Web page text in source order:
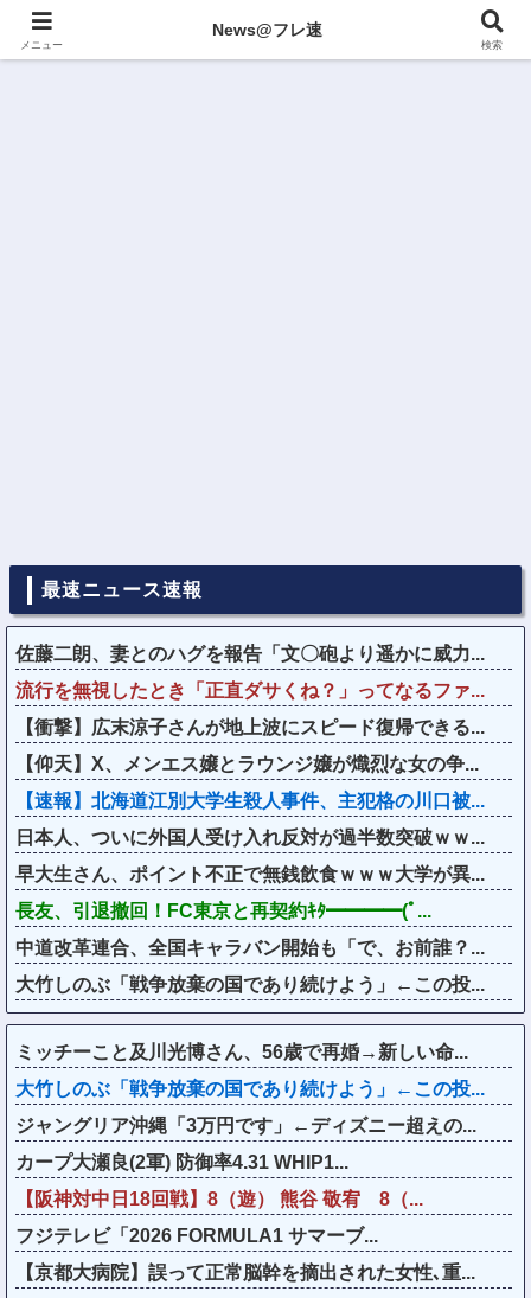
最速ニュース速報
佐藤二朗、妻とのハグを報告「文〇砲より遥かに威力...
流行を無視したとき「正直ダサくね？」ってなるファ...
【衝撃】広末涼子さんが地上波にスピード復帰できる...
【仰天】X、メンエス嬢とラウンジ嬢が熾烈な女の争...
【速報】北海道江別大学生殺人事件、主犯格の川口被...
日本人、ついに外国人受け入れ反対が過半数突破ｗｗ...
早大生さん、ポイント不正で無銭飲食ｗｗｗ大学が異...
長友、引退撤回！FC東京と再契約ｷﾀ━━━━(ﾟ...
中道改革連合、全国キャラバン開始も「で、お前誰？...
大竹しのぶ「戦争放棄の国であり続けよう」←この投...
ミッチーこと及川光博さん、56歳で再婚→新しい命...
大竹しのぶ「戦争放棄の国であり続けよう」←この投...
ジャングリア沖縄「3万円です」←ディズニー超えの...
カープ大瀬良(2軍) 防御率4.31 WHIP1...
【阪神対中日18回戦】8（遊） 熊谷 敬宥 8（...
フジテレビ「2026 FORMULA1 サマーブ...
【京都大病院】誤って正常脳幹を摘出された女性､重...
メニュー
News@フレ速
検索